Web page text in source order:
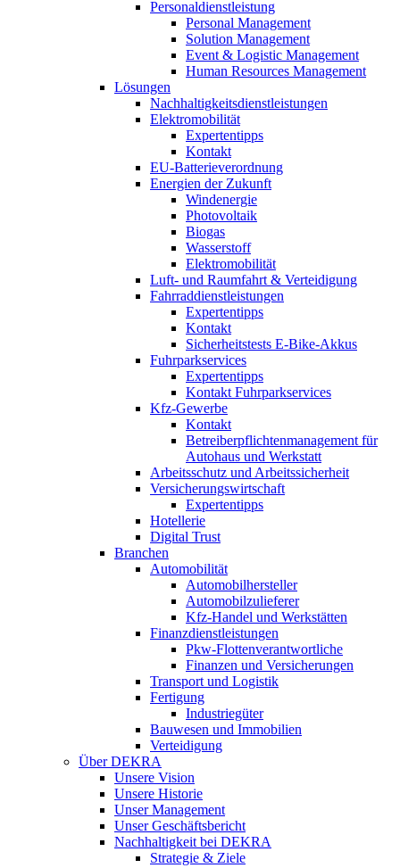
Personaldienstleistung
Personal Management
Solution Management
Event & Logistic Management
Human Resources Management
Lösungen
Nachhaltigkeitsdienstleistungen
Elektromobilität
Expertentipps
Kontakt
EU-Batterieverordnung
Energien der Zukunft
Windenergie
Photovoltaik
Biogas
Wasserstoff
Elektromobilität
Luft- und Raumfahrt & Verteidigung
Fahrraddienstleistungen
Expertentipps
Kontakt
Sicherheitstests E-Bike-Akkus
Fuhrparkservices
Expertentipps
Kontakt Fuhrparkservices
Kfz-Gewerbe
Kontakt
Betreiberpflichtenmanagement für
Autohaus und Werkstatt
Arbeitsschutz und Arbeitssicherheit
Versicherungswirtschaft
Expertentipps
Hotellerie
Digital Trust
Branchen
Automobilität
Automobilhersteller
Automobilzulieferer
Kfz-Handel und Werkstätten
Finanzdienstleistungen
Pkw‑Flottenverantwortliche
Finanzen und Versicherungen
Transport und Logistik
Fertigung
Industriegüter
Bauwesen und Immobilien
Verteidigung
Über DEKRA
Unsere Vision
Unsere Historie
Unser Management
Unser Geschäftsbericht
Nachhaltigkeit bei DEKRA
Strategie & Ziele